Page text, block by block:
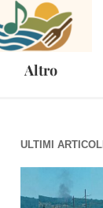
Altro
ULTIMI ARTICOLI